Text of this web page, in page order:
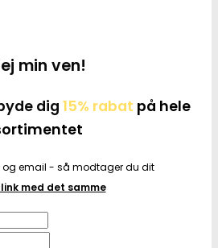
min ven!
dig 15% rabat på hele
email - så modtager du dit
med det samme